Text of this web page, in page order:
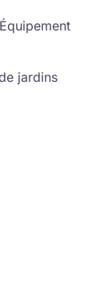
Équipement
jardins